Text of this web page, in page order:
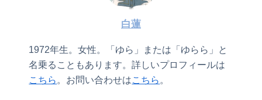
白蓮
1972年生。女性。「ゆら」または「ゆらら」と
名乗ることもあります。詳しいプロフィールは
こちら。お問い合わせはこちら。